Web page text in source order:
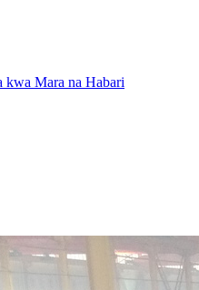
kwa Mara na Habari